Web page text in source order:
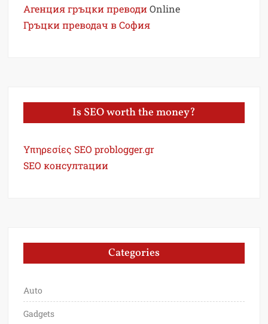
Агенция гръцки преводи Online
Гръцки преводач в София
Is SEO worth the money?
Υπηρεσίες SEO problogger.gr
SEO консултации
Categories
Auto
Gadgets